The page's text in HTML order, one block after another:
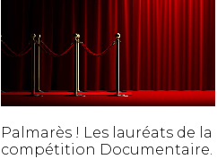
Palmarès ! Les lauréats de la
compétition Documentaire.